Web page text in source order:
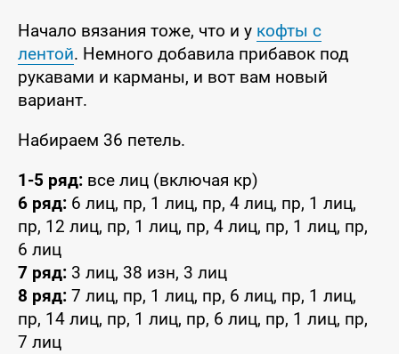
Начало вязания тоже, что и у кофты с
лентой. Немного добавила прибавок под
рукавами и карманы, и вот вам новый
вариант.
Набираем 36 петель.
1-5 ряд: все лиц (включая кр)
6 ряд: 6 лиц, пр, 1 лиц, пр, 4 лиц, пр, 1 лиц,
пр, 12 лиц, пр, 1 лиц, пр, 4 лиц, пр, 1 лиц, пр,
6 лиц
7 ряд: 3 лиц, 38 изн, 3 лиц
8 ряд: 7 лиц, пр, 1 лиц, пр, 6 лиц, пр, 1 лиц,
пр, 14 лиц, пр, 1 лиц, пр, 6 лиц, пр, 1 лиц, пр,
7 лиц